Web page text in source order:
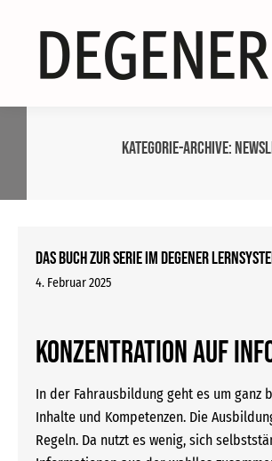
Kategorie-Archive:
Das Buch zur Serie im DEGENER
4. Februar 2025
Konzentration auf
In der Fahrausbildung geht es um ganz
Inhalte und Kompetenzen. Die
Regeln. Da nutzt es wenig, sich